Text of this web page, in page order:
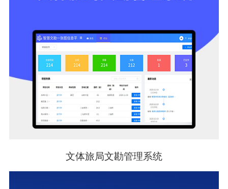
文体旅局文勘管理系统